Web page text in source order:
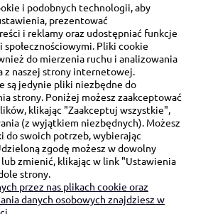
6/8 lok. 57/58
91-341 Łódź
NIP: 6751510615
SIĘ Z NAMI:
happygifts.com
+48 690 172 872
i podobnych technologii, aby
prezentować
i reklamy oraz udostępniać funkcje
społecznościowymi. Pliki cookie
do mierzenia ruchu i analizowania
z naszej strony internetowej.
są jedynie pliki niezbędne do
strony. Poniżej możesz zaakceptować
klikając "Zaakceptuj wszystkie",
(z wyjątkiem niezbędnych). Możesz
do swoich potrzeb, wybierając
zgodę możesz w dowolny
zmienić, klikając w link "Ustawienia
strony.
przez nas plikach cookie oraz
danych osobowych znajdziesz w